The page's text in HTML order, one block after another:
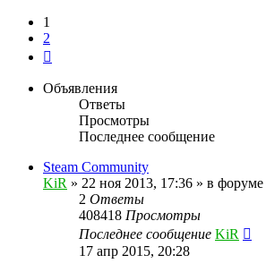
1
2
Объявления
Ответы
Просмотры
Последнее сообщение
Steam Community
KiR » 22 ноя 2013, 17:36 » в форуме
2 Ответы
408418 Просмотры
Последнее сообщение KiR
17 апр 2015, 20:28